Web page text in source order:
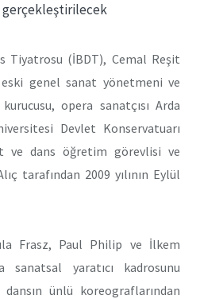
gerçekleştirilecek
Tiyatrosu (İBDT), Cemal Reşit
eski genel sanat yönetmeni ve
opera sanatçısı Arda
Devlet Konservatuarı
ve dans öğretim görevlisi ve
tarafından 2009 yılının Eylül
Frasz, Paul Philip ve İlkem
sanatsal yaratıcı kadrosunu
ünlü koreograflarından